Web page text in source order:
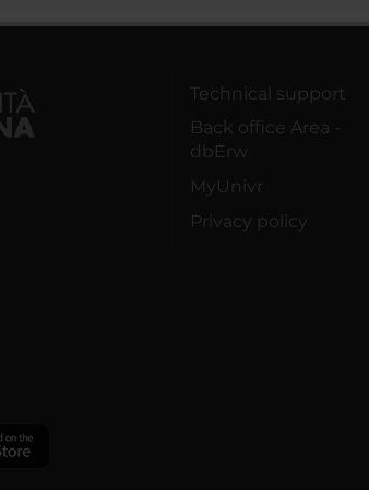
Technical support
Back office Area -
dbErw
MyUnivr
Privacy policy